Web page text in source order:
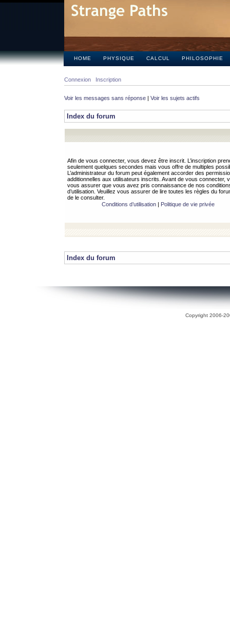
HOME PHYSIQUE CALCUL PHILOSOPHIE
Connexion Inscription
Voir les messages sans réponse | Voir les sujets actifs
Index du forum
Afin de vous connecter, vous devez être inscrit. L’inscription
seulement quelques secondes mais vous offre de multiples
L’administrateur du forum peut également accorder des
additionnelles aux utilisateurs inscrits. Avant de vous connecter,
vous assurer que vous avez pris connaissance de nos
d’utilisation. Veuillez vous assurer de lire toutes les règles du
de le consulter.
Conditions d’utilisation| Politique de vie privée
Index du forum
Copyright 2006-